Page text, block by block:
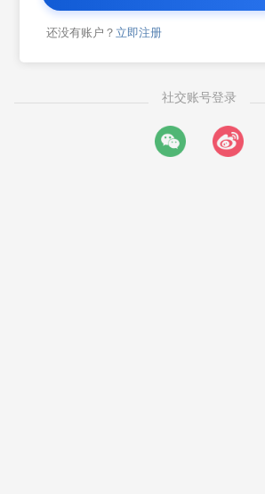
还没有账户？ 立即注册
社交账号登录